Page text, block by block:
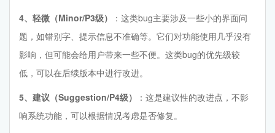
4、轻微（Minor/P3级）
：这类bug主要涉及一些小的界面问
题，如错别字、提示信息不准确等。它们对功能使用几乎没有
影响，但可能会给用户带来一些不便。这类bug的优先级较
低，可以在后续版本中进行改进。
5、建议（Suggestion/P4级）
：这是建议性的改进点，不影
响系统功能，可以根据情况考虑是否修复。